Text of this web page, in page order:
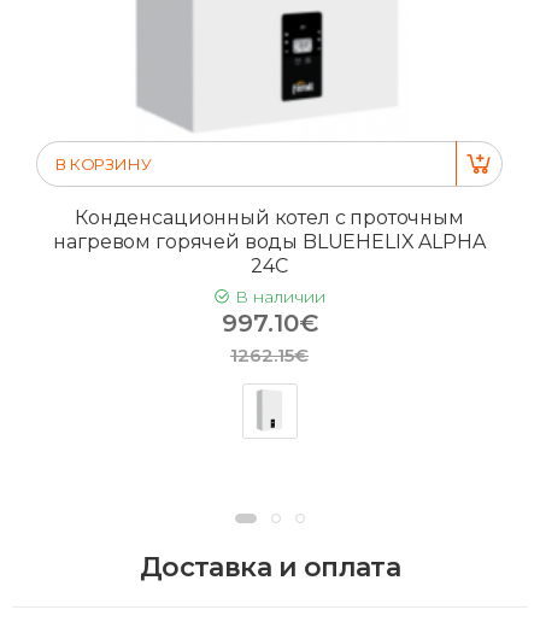
В КОРЗИНУ
Конденсационный котел с проточным
нагревом горячей воды BLUEHELIX ALPHA
24C
В наличии
997.10€
1262.15€
Доставка и оплата